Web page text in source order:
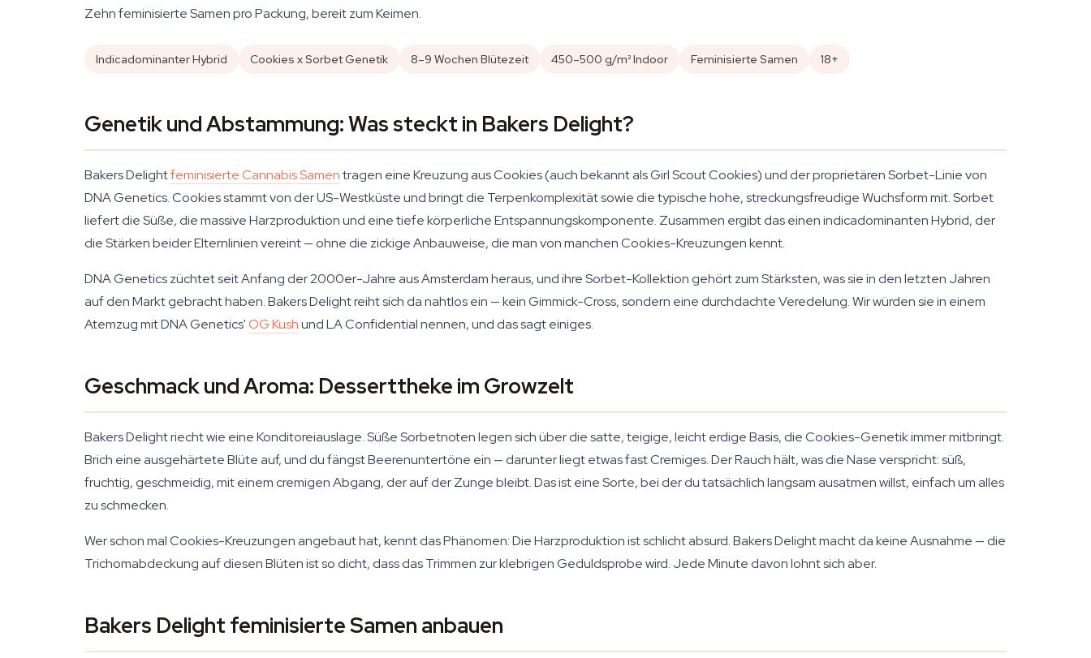
Zehn feminisierte Samen pro Packung, bereit zum Keimen.
Indicadominanter Hybrid Cookies x Sorbet Genetik 8–9 Wochen Blütezeit 450–500 g/m² Indoor Feminisierte Samen 18+
Genetik und Abstammung: Was steckt in Bakers Delight?
Bakers Delightfeminisierte Cannabis Samentragen eine Kreuzung aus Cookies (auch bekannt als Girl Scout Cookies) und der proprietären Sorbet-Linie von
DNA Genetics. Cookies stammt von der US-Westküste und bringt die Terpenkomplexität sowie die typische hohe, streckungsfreudige Wuchsform mit. Sorbet
liefert die Süße, die massive Harzproduktion und eine tiefe körperliche Entspannungskomponente. Zusammen ergibt das einen indicadominanten Hybrid, der
die Stärken beider Elternlinien vereint — ohne die zickige Anbauweise, die man von manchen Cookies-Kreuzungen kennt.
DNA Genetics züchtet seit Anfang der 2000er-Jahre aus Amsterdam heraus, und ihre Sorbet-Kollektion gehört zum Stärksten, was sie in den letzten Jahren
auf den Markt gebracht haben. Bakers Delight reiht sich da nahtlos ein — kein Gimmick-Cross, sondern eine durchdachte Veredelung. Wir würden sie in einem
Atemzug mit DNA Genetics'OG Kushund LA Confidential nennen, und das sagt einiges.
Geschmack und Aroma: Desserttheke im Growzelt
Bakers Delight riecht wie eine Konditoreiauslage. Süße Sorbetnoten legen sich über die satte, teigige, leicht erdige Basis, die Cookies-Genetik immer mitbringt.
Brich eine ausgehärtete Blüte auf, und du fängst Beerenuntertöne ein — darunter liegt etwas fast Cremiges. Der Rauch hält, was die Nase verspricht: süß,
fruchtig, geschmeidig, mit einem cremigen Abgang, der auf der Zunge bleibt. Das ist eine Sorte, bei der du tatsächlich langsam ausatmen willst, einfach um alles
zu schmecken.
Wer schon mal Cookies-Kreuzungen angebaut hat, kennt das Phänomen: Die Harzproduktion ist schlicht absurd. Bakers Delight macht da keine Ausnahme — die
Trichomabdeckung auf diesen Blüten ist so dicht, dass das Trimmen zur klebrigen Geduldsprobe wird. Jede Minute davon lohnt sich aber.
Bakers Delight feminisierte Samen anbauen